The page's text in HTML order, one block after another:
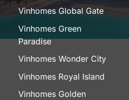
Vinhomes Global Gate
Vinhomes Green
Paradise
Vinhomes Wonder City
Vinhomes Royal Island
Vinhomes Golden